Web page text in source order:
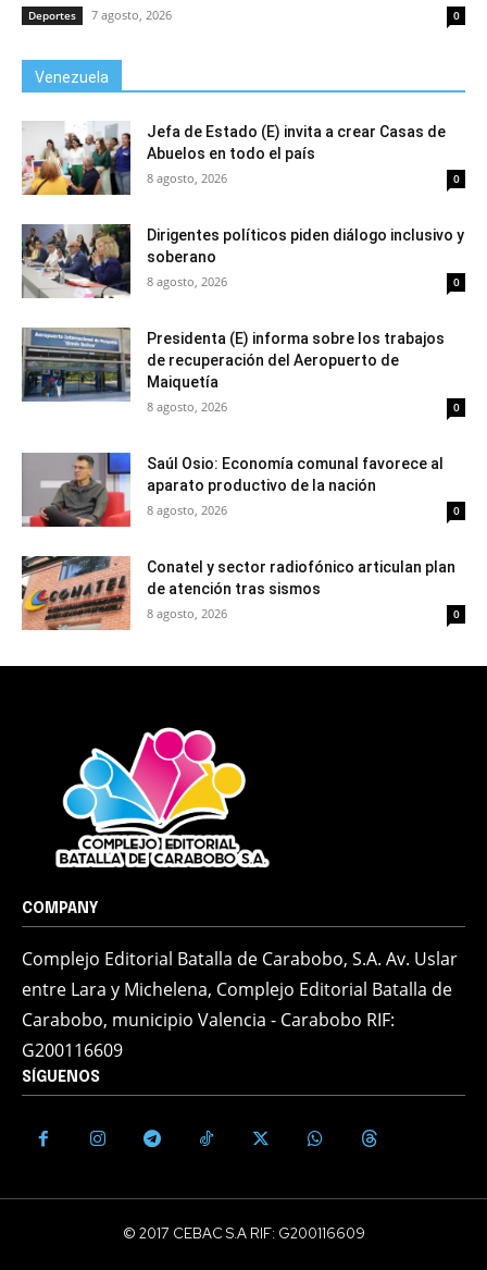
Deportes 7 agosto, 2026 0
Venezuela
Jefa de Estado (E) invita a crear Casas de
Abuelos en todo el país
8 agosto, 2026 0
Dirigentes políticos piden diálogo inclusivo y
soberano
8 agosto, 2026 0
Presidenta (E) informa sobre los trabajos
de recuperación del Aeropuerto de
Maiquetía
8 agosto, 2026 0
Saúl Osio: Economía comunal favorece al
aparato productivo de la nación
8 agosto, 2026 0
Conatel y sector radiofónico articulan plan
de atención tras sismos
8 agosto, 2026 0
COMPANY
Complejo Editorial Batalla de Carabobo, S.A. Av. Uslar
entre Lara y Michelena, Complejo Editorial Batalla de
Carabobo, municipio Valencia - Carabobo RIF:
G200116609
SÍGUENOS
© 2017 CEBAC S.A RIF: G200116609